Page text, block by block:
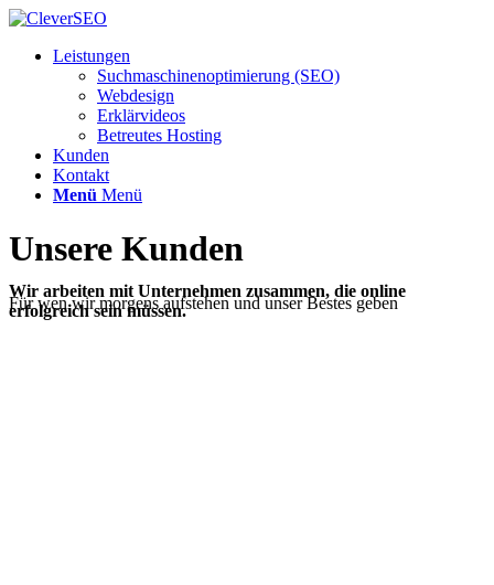
Leistungen
Suchmaschinenoptimierung (SEO)
Webdesign
Erklärvideos
Betreutes Hosting
Kunden
Kontakt
Menü Menü
Unsere Kunden
Für wen wir morgens aufstehen und unser Bestes geben
Wir arbeiten mit Unternehmen zusammen, die online
erfolgreich sein müssen.